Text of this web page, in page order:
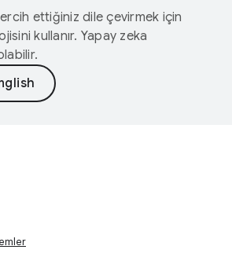
ettiğiniz dile çevirmek için
kullanır. Yapay zeka